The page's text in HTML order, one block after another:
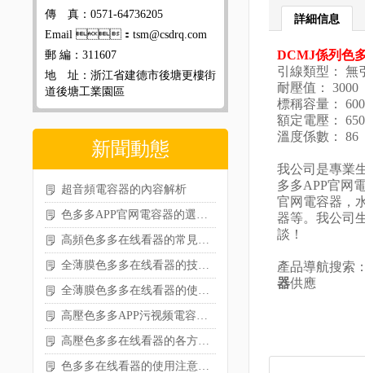
傳 真：0571-64736205
Email ：tsm@csdrq.com
郵 編：311607
地 址：浙江省建德市後塘更樓街
道後塘工業園區
新聞動態
超音頻電容器的內容解析
色多多APP官网電容器的選型相關介紹
高頻色多多在线看器的常見類型及特點
全薄膜色多多在线看器的技術特性及應用場景
全薄膜色多多在线看器的使用注意事項
高壓色多多APP污视频電容器的核心作用分享
高壓色多多在线看器的各方麵內容分享
色多多在线看器的使用注意事項
詳細信息
DCMJ係列色
引線類型
耐壓值
標稱容量：
額定電壓
溫度係數： 86
我公司是專業
多多APP官网電
官网電容器
器等。我公司
談！
產品導航搜索
器供應